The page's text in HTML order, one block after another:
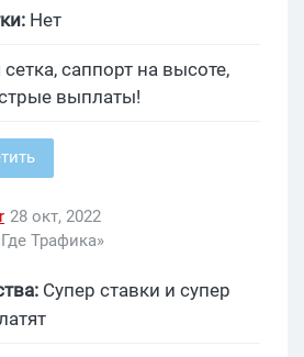
Нет
саппорт на высоте,
выплаты!
28 окт, 2022
Трафика»
Супер ставки и супер